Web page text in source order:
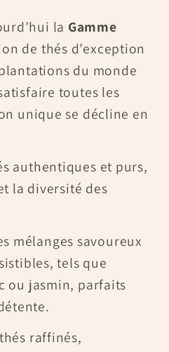
la Gamme
de thés d’exception
du monde
toutes les
unique se décline en
authentiques et purs,
la diversité des
mélanges savoureux
tels que
ou jasmin, parfaits
raffinés,